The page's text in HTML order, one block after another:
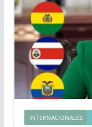
INTERNACIONALES